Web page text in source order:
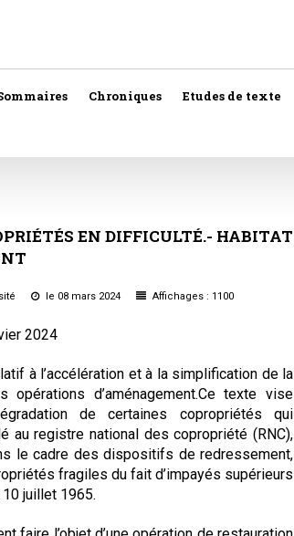
Professionnels de l'immobilier
Vente
Responsabilité notariale
Bail d'habitation
Bail rural
Construction
Chroniques Etudes de texte
EN DIFFICULTÉ.- HABITAT
le 08 mars 2024 Affichages : 1100
2024
à l’accélération et à la simplification de la
d’aménagement.Ce texte vise
de certaines copropriétés qui
au registre national des copropriété (RNC),
le cadre des dispositifs de redressement,
fragiles du fait d’impayés supérieurs
juillet 1965.